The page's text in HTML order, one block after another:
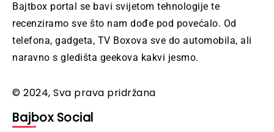
Bajtbox portal se bavi svijetom tehnologije te
recenziramo sve što nam dođe pod povećalo. Od
telefona, gadgeta, TV Boxova sve do automobila, ali
naravno s gledišta geekova kakvi jesmo.
© 2024, Sva prava pridržana
Bajbox Social